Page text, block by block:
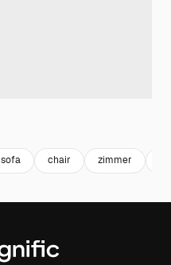
sofa chair zimmer